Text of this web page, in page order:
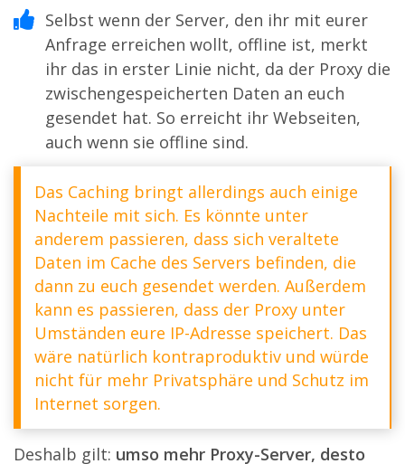
Selbst wenn der Server, den ihr mit eurer
Anfrage erreichen wollt, offline ist, merkt
ihr das in erster Linie nicht, da der Proxy die
zwischengespeicherten Daten an euch
gesendet hat. So erreicht ihr Webseiten,
auch wenn sie offline sind.
Das Caching bringt allerdings auch einige
Nachteile mit sich. Es könnte unter
anderem passieren, dass sich veraltete
Daten im Cache des Servers befinden, die
dann zu euch gesendet werden. Außerdem
kann es passieren, dass der Proxy unter
Umständen eure IP-Adresse speichert. Das
wäre natürlich kontraproduktiv und würde
nicht für mehr Privatsphäre und Schutz im
Internet sorgen.
Deshalb gilt: umso mehr Proxy-Server, desto